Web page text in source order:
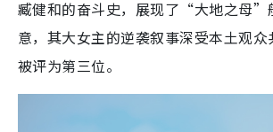
臧健和的奋斗史，展现了“大地之母”
意，其大女主的逆袭叙事深受本土观
被评为第三位。